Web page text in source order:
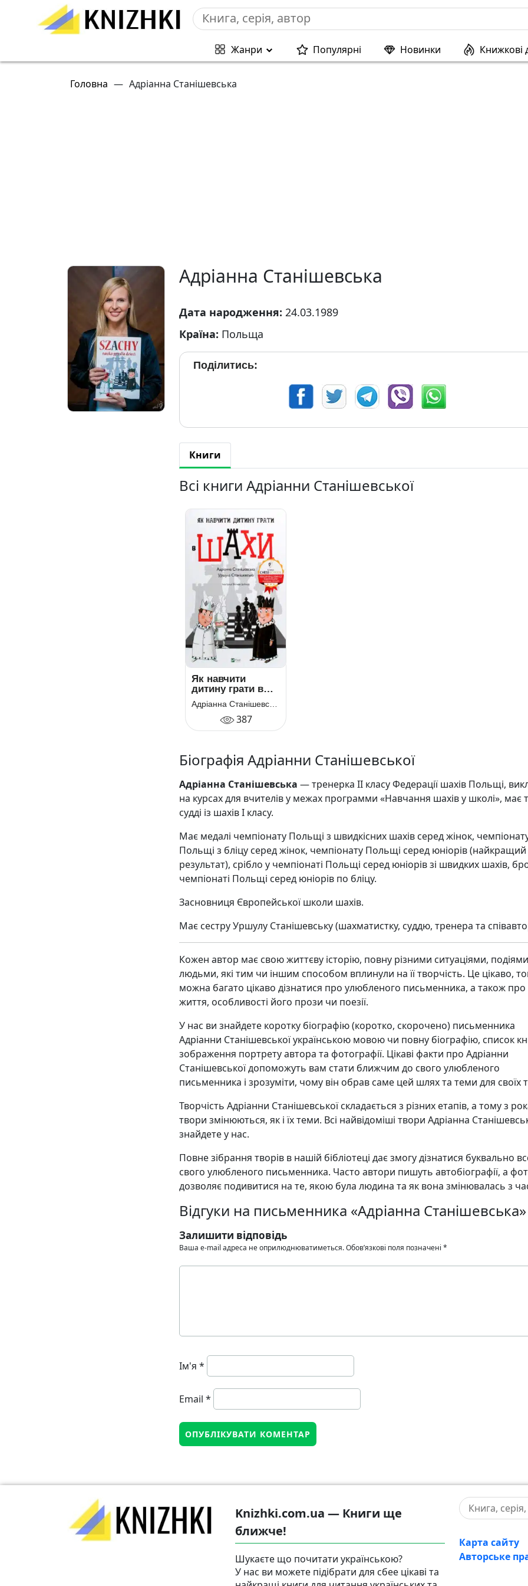
Жанри Популярні Новинки Книжкові
Головна — Адріанна Станішевська
Адріанна Станішевська
Дата народження: 24.03.1989
Країна: Польща
Поділитись:
Книги
Всі книги Адріанни Станішевської
Як навчити
дитину грати в
шахи
387
Біографія Адріанни Станішевської
Адріанна Станішевська — тренерка ІІ класу Федерації шахів Польщі,
на курсах для вчителів у межах программи «Навчання шахів у школі», має
судді із шахів І класу.
Має медалі чемпіонату Польщі з швидкісних шахів серед жінок,
Польщі з бліцу серед жінок, чемпіонату Польщі серед юніорів (найкращий
результат), срібло у чемпіонаті Польщі серед юніорів зі швидких шахів,
чемпіонаті Польщі серед юніорів по бліцу.
Засновниця Європейської школи шахів.
Має сестру Уршулу Станішевську (шахматистку, суддю, тренера та
Кожен автор має свою життєву історію, повну різними ситуаціями,
людьми, які тим чи іншим способом вплинули на її творчість. Це цікаво,
можна багато цікаво дізнатися про улюбленого письменника, а також про
життя, особливості його прози чи поезії.
У нас ви знайдете коротку біографію (коротко, скорочено) письменника
Адріанни Станішевської українською мовою чи повну біографію, список
зображення портрету автора та фотографії. Цікаві факти про Адріанни
Станішевської допоможуть вам стати ближчим до свого улюбленого
письменника і зрозуміти, чому він обрав саме цей шлях та теми для своїх
Творчість Адріанни Станішевської складається з різних етапів, а тому з
твори змінюються, як і їх теми. Всі найвідоміші твори Адріанна
знайдете у нас.
Повне зібрання творів в нашій бібліотеці дає змогу дізнатися буквально
свого улюбленого письменника. Часто автори пишуть автобіографії, а
дозволяє подивитися на те, якою була людина та як вона змінювалась з
Відгуки на письменника «Адріанна Станішевська»
Залишити відповідь
Ваша e-mail адреса не оприлюднюватиметься.Обов’язкові поля позначені *
Ім'я *
Email *
Knizhki.com.ua — Книги ще
ближче!
Шукаєте що почитати українською?
У нас ви можете підібрати для сбее цікаві та
Карта сайту
Авторське